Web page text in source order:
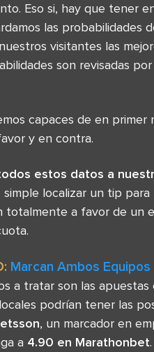
Eso si, hay que tener
las probabilidades
visitantes las
son revisadas
capaces de en
y en contra.
estos datos a
localizar un tip
a favor de un
Marcan Ambos
a tratar son las
podrían tener las
, un marcador en
a 4.90 en Marathonbet.